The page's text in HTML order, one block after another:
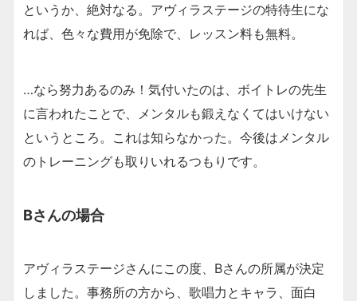
というか、絶対なる。アヴィラステージの特待生にな
れば、色々な費用が免除で、レッスン料も無料。
…なら努力あるのみ！気付いたのは、ボイトレの先生
に言われたことで、メンタルも鍛えなくてはいけない
というところ。これは知らなかった。今後はメンタル
のトレーニングも取りいれるつもりです。
Bさんの場合
アヴィラステージさんにこの度、Bさんの所属が決定
しました。事務所の方から、歌唱力とキャラ、面白